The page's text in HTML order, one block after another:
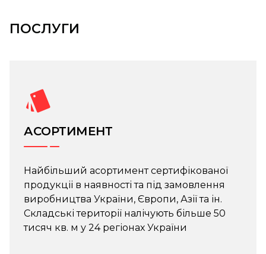
ПОСЛУГИ
АСОРТИМЕНТ
Найбільший асортимент сертифікованої
продукціі в наявності та під замовлення
виробництва України, Європи, Азії та ін.
Складські території налічують більше 50
тисяч кв. м у 24 регіонах України